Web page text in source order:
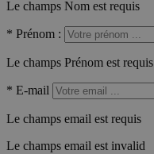
Le champs Nom est requis
* Prénom :
Le champs Prénom est requis
* E-mail
Le champs email est requis
Le champs email est invalid